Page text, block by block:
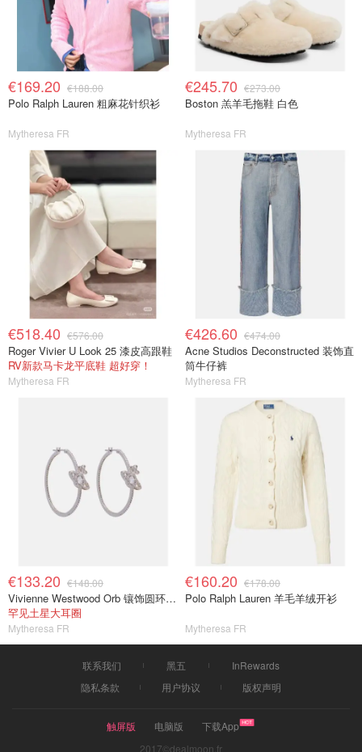
€169.20 €188.00
Polo Ralph Lauren 粗麻花针织衫
Mytheresa FR
€245.70 €273.00
Boston 羔羊毛拖鞋 白色
Mytheresa FR
€518.40 €576.00
Roger Vivier U Look 25 漆皮高跟鞋
RV新款马卡龙平底鞋 超好穿！
Mytheresa FR
€426.60 €474.00
Acne Studios Deconstructed 装饰直
筒牛仔裤
Mytheresa FR
€133.20 €148.00
Vivienne Westwood Orb 镶饰圆环耳环
罕见土星大耳圈
Mytheresa FR
€160.20 €178.00
Polo Ralph Lauren 羊毛羊绒开衫
Mytheresa FR
联系我们 黑五
InRewards
隐私条款
用户协议 版权声明
触屏版 电脑版
下载App
2017©dealmoon.fr